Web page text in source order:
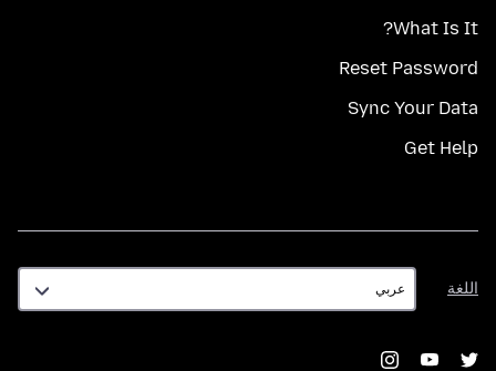
What Is It?
Reset Password
Sync Your Data
Get Help
اللغة
اللغة